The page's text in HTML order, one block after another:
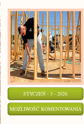
STYCZEŃ - 3 - 2026
MOŻLIWOŚĆ KOMENTOWANIA